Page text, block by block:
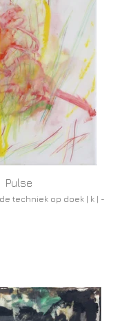
Pulse
techniek op doek | k | -